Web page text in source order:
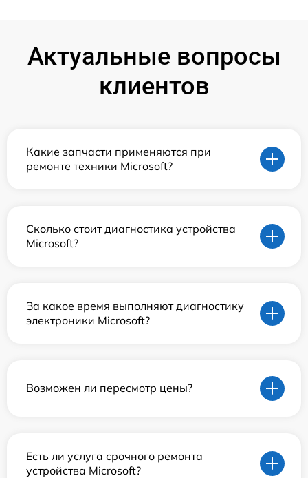
Актуальные вопросы
клиентов
Какие запчасти применяются при
ремонте техники Microsoft?
Сколько стоит диагностика устройства
Microsoft?
За какое время выполняют диагностику
электроники Microsoft?
Возможен ли пересмотр цены?
Есть ли услуга срочного ремонта
устройства Microsoft?